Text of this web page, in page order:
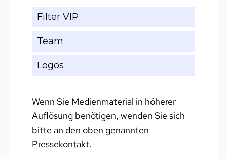
Filter VIP
Team
Logos
Wenn Sie Medienmaterial in höherer
Auflösung benötigen, wenden Sie sich
bitte an den oben genannten
Pressekontakt.